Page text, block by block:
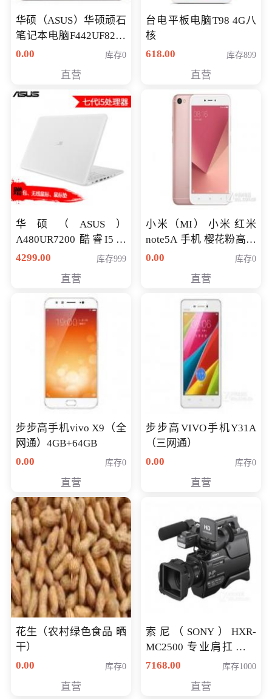
华硕（ASUS）华硕顽石
笔记本电脑F442UF8250
八代独显轻薄办公商务
0.00 库存0
直营
台电平板电脑T98 4G八
核
618.00
库存899
直营
华硕（ASUS）
A480UR7200 酷睿I5超
薄学生办公游戏独显笔
NV930-2G独
4299.00 库存999
直营
小米（MI） 小米 红米
note5A 手机 樱花粉高配
版 全网通(3G+32G)
0.00 库存0
直营
步步高手机vivo X9（全
网通）4GB+64GB
0.00
库存0
直营
步步高VIVO手机Y31A
（三网通）
0.00
库存0
直营
花生（农村绿色食品 晒
干）
0.00
库存0
直营
索尼（SONY）HXR-
MC2500 专业肩扛式存
储卡全高清摄录一体机
清入门级摄像机
7168.00 库存1000
直营